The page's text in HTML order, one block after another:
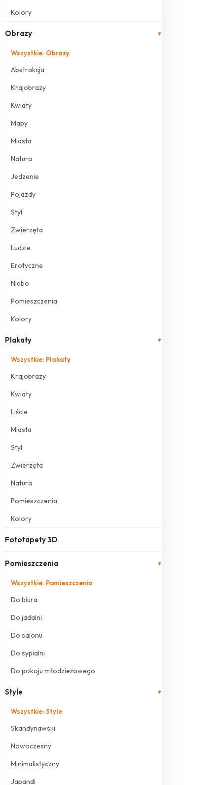
Kolory
Obrazy ▾
Wszystkie: Obrazy
Abstrakcja
Krajobrazy
Kwiaty
Mapy
Miasta
Natura
Jedzenie
Pojazdy
Styl
Zwierzęta
Ludzie
Erotyczne
Niebo
Pomieszczenia
Kolory
Plakaty ▾
Wszystkie: Plakaty
Krajobrazy
Kwiaty
Liście
Miasta
Styl
Zwierzęta
Natura
Pomieszczenia
Kolory
Fototapety 3D
Pomieszczenia ▾
Wszystkie: Pomieszczenia
Do biura
Do jadalni
Do salonu
Do sypialni
Do pokoju młodzieżowego
Style ▾
Wszystkie: Style
Skandynawski
Nowoczesny
Minimalistyczny
Japandi